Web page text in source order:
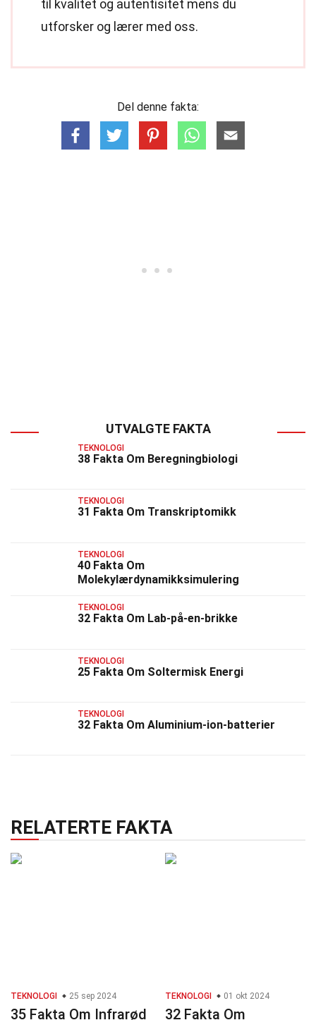
til kvalitet og autentisitet mens du
utforsker og lærer med oss.
Del denne fakta:
UTVALGTE FAKTA
TEKNOLOGI
38 Fakta Om Beregningbiologi
TEKNOLOGI
31 Fakta Om Transkriptomikk
TEKNOLOGI
40 Fakta Om
Molekylærdynamikksimulering
TEKNOLOGI
32 Fakta Om Lab-på-en-brikke
TEKNOLOGI
25 Fakta Om Soltermisk Energi
TEKNOLOGI
32 Fakta Om Aluminium-ion-batterier
RELATERTE FAKTA
TEKNOLOGI 25 sep 2024
35 Fakta Om Infrarød
TEKNOLOGI 01 okt 2024
32 Fakta Om